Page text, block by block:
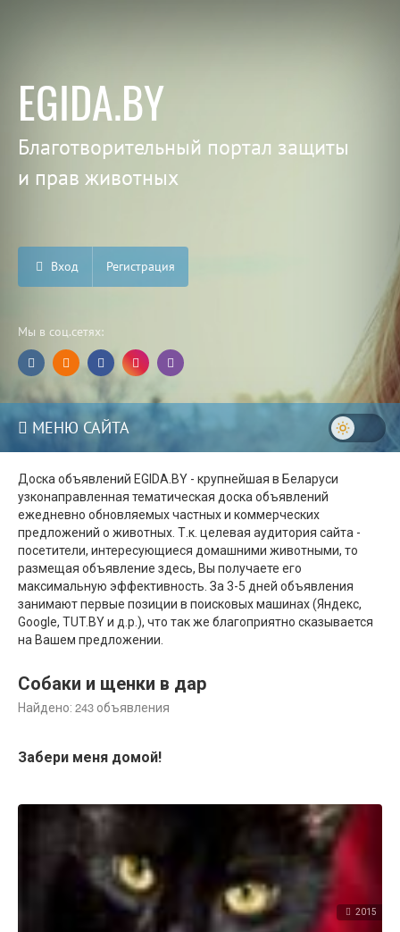
EGIDA.BY
Благотворительный портал защиты
и прав животных
Вход Регистрация
Мы в соц.сетях:
МЕНЮ САЙТА
Доска объявлений EGIDA.BY - крупнейшая в Беларуси
узконаправленная тематическая доска объявлений
ежедневно обновляемых частных и коммерческих
предложений о животных. Т.к. целевая аудитория сайта -
посетители, интересующиеся домашними животными, то
размещая объявление здесь, Вы получаете его
максимальную эффективность. За 3-5 дней объявления
занимают первые позиции в поисковых машинах (Яндекс,
Google, TUT.BY и д.р.), что так же благоприятно сказывается
на Вашем предложении.
Собаки и щенки в дар
Найдено: 243 объявления
Забери меня домой!
2015